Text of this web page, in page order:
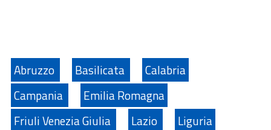
Abruzzo Basilicata
Calabria
Campania
Emilia Romagna
Friuli Venezia Giulia
Lazio
Liguria